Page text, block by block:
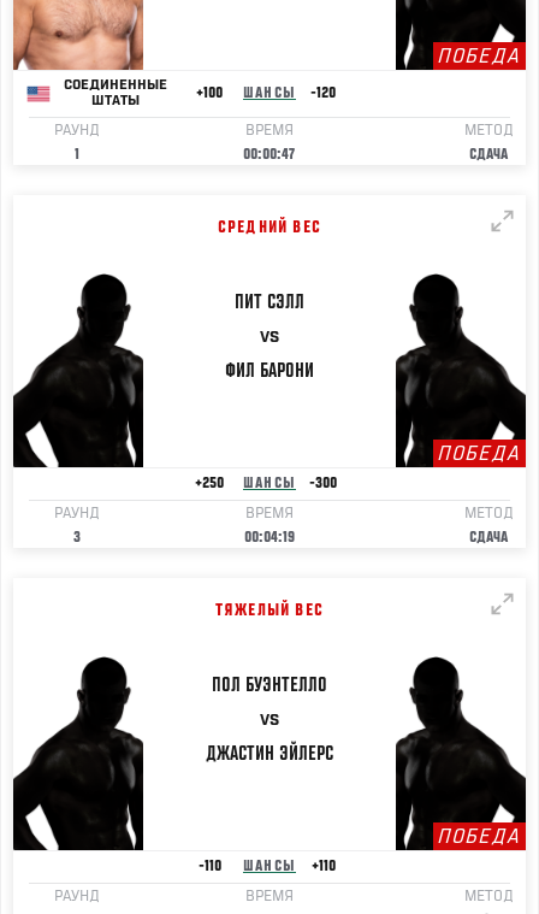
ПОБЕДА
СОЕДИНЕННЫЕ
ШТАТЫ
+100 ШАНСЫ -120
РАУНД
1
ВРЕМЯ
00:00:47
МЕТОД
СДАЧА
СРЕДНИЙ ВЕС
ПИТ СЭЛЛ
VS
ФИЛ БАРОНИ
ПОБЕДА
+250 ШАНСЫ
-300
РАУНД
3
ВРЕМЯ
00:04:19
МЕТОД
СДАЧА
ТЯЖЕЛЫЙ ВЕС
ПОЛ БУЭНТЕЛЛО
VS
ДЖАСТИН ЭЙЛЕРС
ПОБЕДА
-110 ШАНСЫ
+110
РАУНД
ВРЕМЯ
МЕТОД